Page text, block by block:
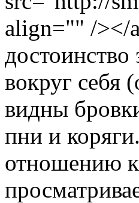
align="" /></
достоинство
вокруг себя
видны
пни и
отношению